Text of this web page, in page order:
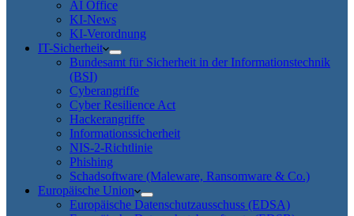
AI Office
KI-News
KI-Verordnung
IT-Sicherheit
Bundesamt für Sicherheit in der Informationstechnik
(BSI)
Cyberangriffe
Cyber Resilience Act
Hackerangriffe
Informationssicherheit
NIS-2-Richtlinie
Phishing
Schadsoftware (Maleware, Ransomware & Co.)
Europäische Union
Europäische Datenschutzausschuss (EDSA)